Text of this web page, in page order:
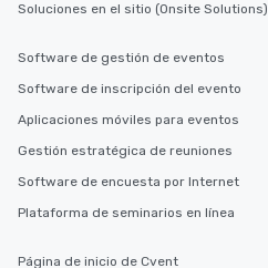
Soluciones en el sitio (Onsite Solutions)
Software de gestión de eventos
Software de inscripción del evento
Aplicaciones móviles para eventos
Gestión estratégica de reuniones
Software de encuesta por Internet
Plataforma de seminarios en línea
Página de inicio de Cvent